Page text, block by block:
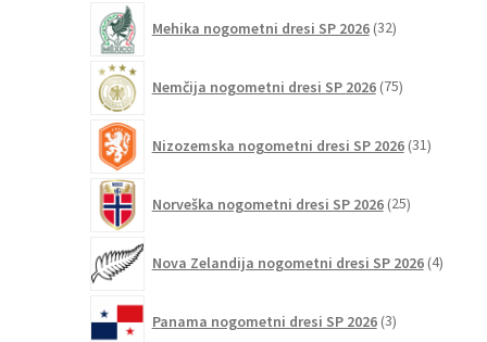
Mehika nogometni dresi SP 2026 32izdelkov
Nemčija nogometni dresi SP 2026 75izdelkov
Nizozemska nogometni dresi SP 2026 31izdelkov
Norveška nogometni dresi SP 2026 25izdelkov
Nova Zelandija nogometni dresi SP 2026 4izdelki
Panama nogometni dresi SP 2026 3izdelki